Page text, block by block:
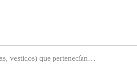
vestidos) que pertenecían…